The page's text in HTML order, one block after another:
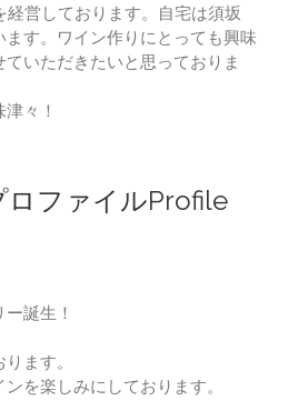
営しております。自宅は須坂
す。ワイン作りにとっても興味
いただきたいと思っておりま
々！
ロファイルProfile
誕生！
ます。
を楽しみにしております。